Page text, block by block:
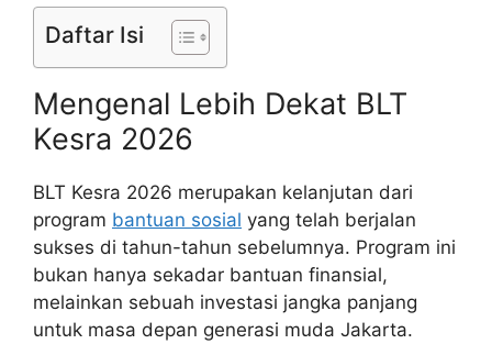
Daftar Isi
Mengenal Lebih Dekat BLT
Kesra 2026
BLT Kesra 2026 merupakan kelanjutan dari
program bantuan sosial yang telah berjalan
sukses di tahun-tahun sebelumnya. Program ini
bukan hanya sekadar bantuan finansial,
melainkan sebuah investasi jangka panjang
untuk masa depan generasi muda Jakarta.